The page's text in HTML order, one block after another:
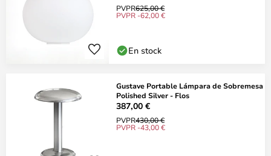
PVPR625,00 €
PVPR -62,00 €
En stock
Gustave Portable Lámpara de Sobremesa
Polished Silver - Flos
387,00 €
PVPR430,00 €
PVPR -43,00 €